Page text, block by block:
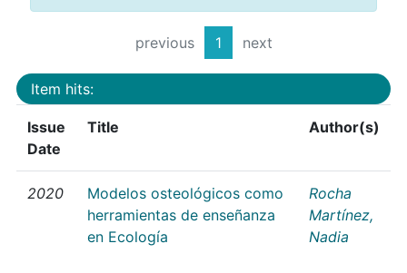
previous 1 next
Item hits:
Issue
Date
Title Author(s)
2020
Modelos osteológicos como
herramientas de enseñanza
en Ecología
Rocha
Martínez,
Nadia